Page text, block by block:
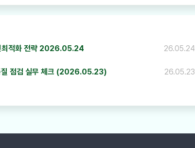
최적화 전략 2026.05.24 26.05.24
질 점검 실무 체크 (2026.05.23) 26.05.23